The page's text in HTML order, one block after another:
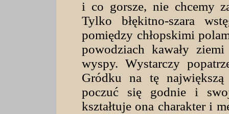
i co gorsze, nie chcemy
Tylko błękitno-szara
pomiędzy chłopskimi
powodziach kawały
wyspy. Wystarczy
Gródku na tę
poczuć się godnie i
kształtuje ona charakter i